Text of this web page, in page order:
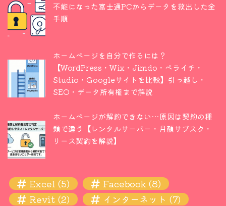
不能になった富士通PCからデータを救出した全
手順
ホームページを自分で作るには？
【WordPress・Wix・Jimdo・ペライチ・
Studio・Googleサイトを比較】引っ越し・
SEO・データ所有権まで解説
ホームページが解約できない…原因は契約の種
類で違う【レンタルサーバー・月額サブスク・
リース契約を解説】
Excel (5) Facebook (8)
Revit (2) インターネット (7)